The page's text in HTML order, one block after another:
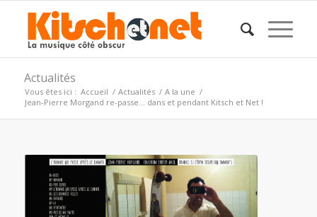
Actualités
Vous êtes ici : Accueil / Actualités / A la une /
Jean-Pierre Morgand re-passe… dans et pendant Kitsch et Net !